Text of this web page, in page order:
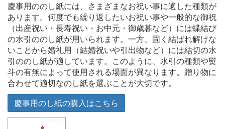
慶事用ののし紙には、さまざまなお祝い事に適した種類が
あります。何度でも繰り返したいお祝い事や一般的な御祝
（出産祝い・長寿祝い・お中元・御歳暮など）には蝶結び
の水引ののし紙が用いられます。一方、固く結ばれ解けな
いことから婚礼用（結婚祝いや引出物など）には結切の水
引ののし紙が適しています。このように、水引の種類や熨
斗の有無によって使用される場面が異なります。贈り物に
合わせて適切なのし紙を選ぶことが大切です。
慶事用のし紙の購入はこちら